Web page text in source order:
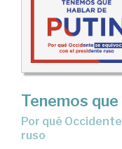
Tenemos
por qué Occidente se equivoca con el presidente
ruso